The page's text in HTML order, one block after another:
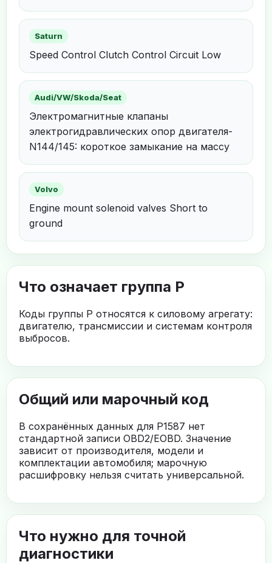
Saturn
Speed Control Clutch Control Circuit Low
Audi/VW/Skoda/Seat
Электромагнитные клапаны
электрогидравлических опор двигателя-
N144/145: короткое замыкание на массу
Volvo
Engine mount solenoid valves Short to
ground
Что означает группа P
Коды группы P относятся к силовому агрегату:
двигателю, трансмиссии и системам контроля
выбросов.
Общий или марочный код
В сохранённых данных для P1587 нет
стандартной записи OBD2/EOBD. Значение
зависит от производителя, модели и
комплектации автомобиля; марочную
расшифровку нельзя считать универсальной.
Что нужно для точной
диагностики